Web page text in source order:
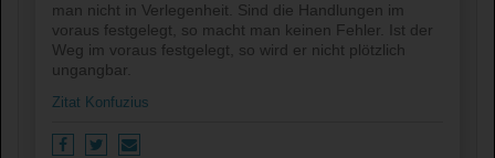
man nicht in Verlegenheit. Sind die Handlungen im
voraus festgelegt, so macht man keinen Fehler. Ist der
Weg im voraus festgelegt, so wird er nicht plötzlich
ungangbar.
Zitat Konfuzius